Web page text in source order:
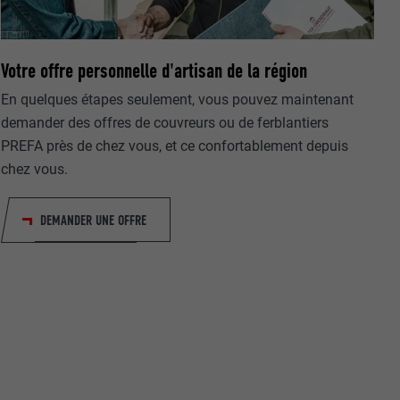
Votre offre personnelle d'artisan de la région
En quelques étapes seulement, vous pouvez maintenant
demander des offres de couvreurs ou de ferblantiers
PREFA près de chez vous, et ce confortablement depuis
chez vous.
DEMANDER UNE OFFRE